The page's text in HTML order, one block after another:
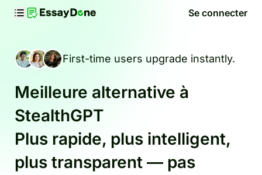
Se connecter
First-time users upgrade instantly.
Meilleure alternative à
StealthGPT
Plus rapide, plus intelligent,
plus transparent — pas